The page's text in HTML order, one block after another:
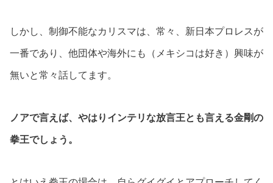
しかし、制御不能なカリスマは、常々、新日本プロレスが
一番であり、他団体や海外にも（メキシコは好き）興味が
無いと常々話してます。
ノアで言えば、やはりインテリな放言王とも言える金剛の
拳王でしょう。